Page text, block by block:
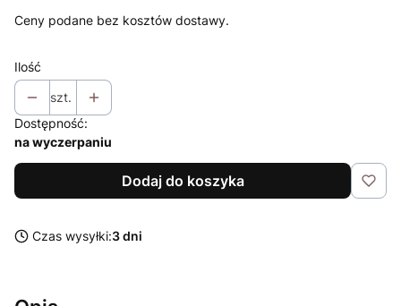
Ceny podane bez kosztów dostawy.
Ilość
szt.
Dostępność:
na wyczerpaniu
Dodaj do koszyka
Czas wysyłki:3 dni